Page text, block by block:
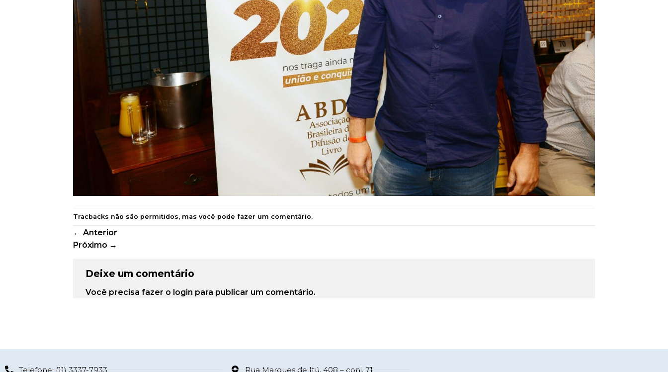
Tracbacks não são permitidos, mas você pode fazer um comentário.
← Anterior
Próximo →
Deixe um comentário
Você precisa fazer o login para publicar um comentário.
Telefone: (11) 3337-7933 Rua Marques de Itú, 408 – conj. 71